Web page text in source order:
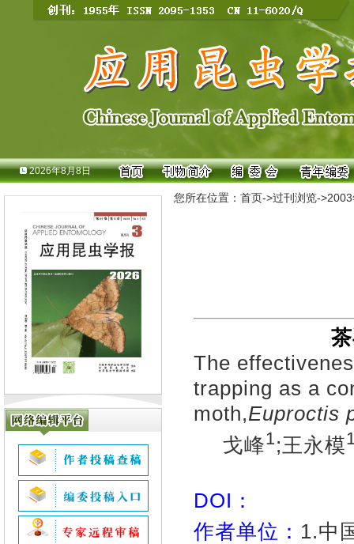
2026年8月8日
您所在位置： 首页->过刊浏览->
The
trapping as a
moth,Euproctis
戈峰1;王永模
DOI：
作者单位： 1.中